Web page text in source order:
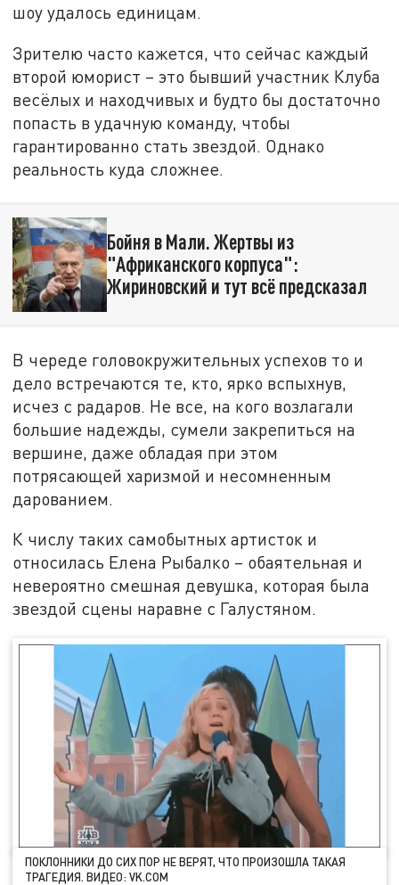
шоу удалось единицам.
Зрителю часто кажется, что сейчас каждый
второй юморист – это бывший участник Клуба
весёлых и находчивых и будто бы достаточно
попасть в удачную команду, чтобы
гарантированно стать звездой. Однако
реальность куда сложнее.
Бойня в Мали. Жертвы из
"Африканского корпуса":
Жириновский и тут всё предсказал
В череде головокружительных успехов то и
дело встречаются те, кто, ярко вспыхнув,
исчез с радаров. Не все, на кого возлагали
большие надежды, сумели закрепиться на
вершине, даже обладая при этом
потрясающей харизмой и несомненным
дарованием.
К числу таких самобытных артисток и
относилась Елена Рыбалко – обаятельная и
невероятно смешная девушка, которая была
звездой сцены наравне с Галустяном.
ПОКЛОННИКИ ДО СИХ ПОР НЕ ВЕРЯТ, ЧТО ПРОИЗОШЛА ТАКАЯ
ТРАГЕДИЯ. ВИДЕО: VK.COM